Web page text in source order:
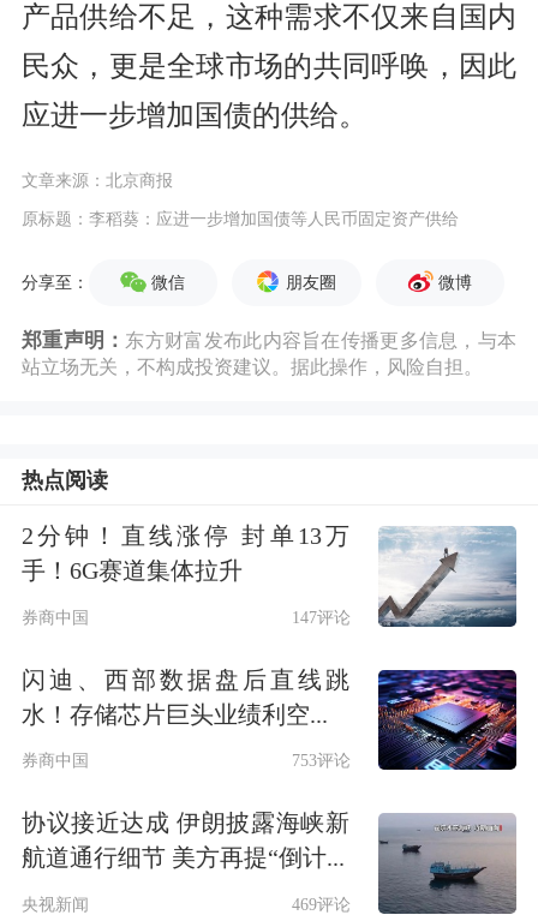
产品供给不足，这种需求不仅来自国内
民众，更是全球市场的共同呼唤，因此
应进一步增加国债的供给。
文章来源：北京商报
原标题：李稻葵：应进一步增加国债等人民币固定资产供给
分享至： 微信 朋友圈 微博
郑重声明： 东方财富发布此内容旨在传播更多信息，与本
站立场无关，不构成投资建议。据此操作，风险自担。
热点阅读
2分钟！直线涨停 封单13万
手！6G赛道集体拉升
券商中国 147评论
闪迪、西部数据盘后直线跳
水！存储芯片巨头业绩利空...
券商中国 753评论
协议接近达成 伊朗披露海峡新
航道通行细节 美方再提“倒计...
央视新闻 469评论